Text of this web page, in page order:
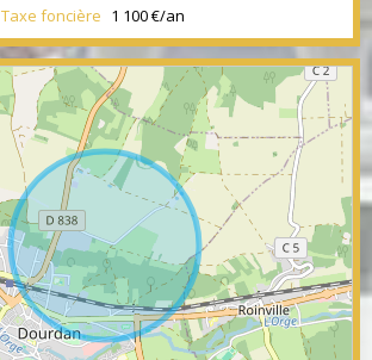
Taxe foncière 1 100 €/an